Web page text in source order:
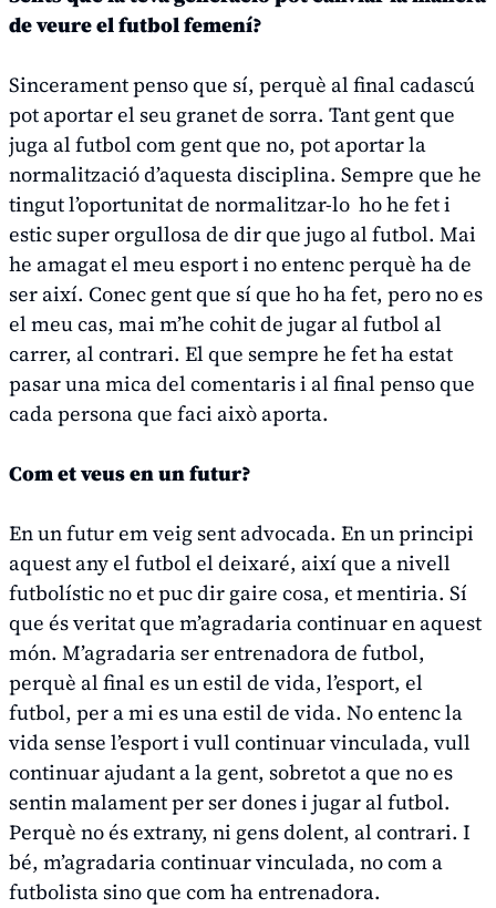
de veure el futbol femení?
Sincerament penso que sí, perquè al final cadascú
pot aportar el seu granet de sorra. Tant gent que
juga al futbol com gent que no, pot aportar la
normalització d’aquesta disciplina. Sempre que he
tingut l’oportunitat de normalitzar-lo ho he fet i
estic super orgullosa de dir que jugo al futbol. Mai
he amagat el meu esport i no entenc perquè ha de
ser així. Conec gent que sí que ho ha fet, pero no es
el meu cas, mai m’he cohit de jugar al futbol al
carrer, al contrari. El que sempre he fet ha estat
pasar una mica del comentaris i al final penso que
cada persona que faci això aporta.
Com et veus en un futur?
En un futur em veig sent advocada. En un principi
aquest any el futbol el deixaré, així que a nivell
futbolístic no et puc dir gaire cosa, et mentiria. Sí
que és veritat que m’agradaria continuar en aquest
món. M’agradaria ser entrenadora de futbol,
perquè al final es un estil de vida, l’esport, el
futbol, per a mi es una estil de vida. No entenc la
vida sense l’esport i vull continuar vinculada, vull
continuar ajudant a la gent, sobretot a que no es
sentin malament per ser dones i jugar al futbol.
Perquè no és extrany, ni gens dolent, al contrari. I
bé, m’agradaria continuar vinculada, no com a
futbolista sino que com ha entrenadora.